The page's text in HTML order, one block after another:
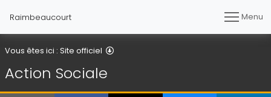
Raimbeaucourt Menu
Vous êtes ici : Site officiel
Action Sociale